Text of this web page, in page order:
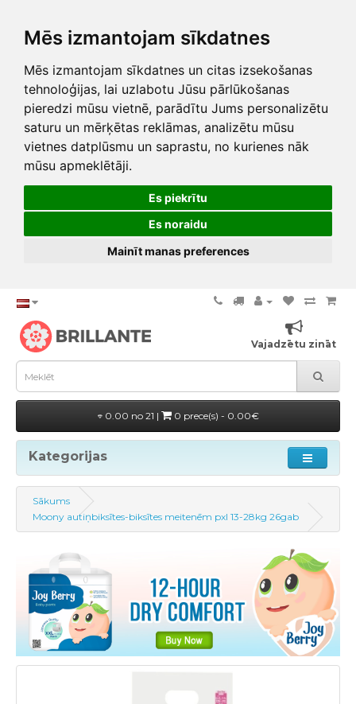
Mēs izmantojam sīkdatnes
Mēs izmantojam sīkdatnes un citas izsekošanas
tehnoloģijas, lai uzlabotu Jūsu pārlūkošanas
pieredzi mūsu vietnē, parādītu Jums personalizētu
saturu un mērķētas reklāmas, analizētu mūsu
vietnes datplūsmu un saprastu, no kurienes nāk
mūsu apmeklētāji.
Es piekrītu
Es noraidu
Mainīt manas preferences
Vajadzētu zināt
0.00 no 21 | 0 prece(s) - 0.00€
Kategorijas
Sākums
Moony autiņbiksītes-biksītes meitenēm pxl 13-28kg 26gab